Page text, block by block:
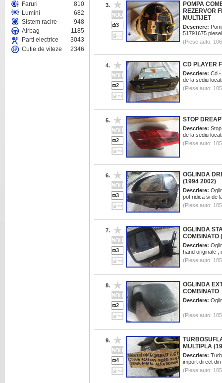
Faruri
810
Lumini
682
Sistem racire
948
Airbag
1185
Parti electrice
3043
Cutie de viteze
2346
3.
3
POMPA
REZERVOR
MULTIJET
Descriere:
51791675
(Piese auto:
4.
2
CD PLAYER
Descriere: Cd -
de la sediu
(Piese auto:
5.
2
STOP
Descriere:
de la sediu
(Piese auto:
6.
3
OGLINDA
(1994 2002)
Descriere:
pot ridica si de
(Piese auto:
7.
3
OGLINDA
COMBINATO
Descriere:
hand originale ,
(Piese auto:
8.
2
OGLINDA
COMBINATO
Descriere:
(Piese auto:
9.
4
MULTIPLA
Descriere:
import direct
(Piese auto: